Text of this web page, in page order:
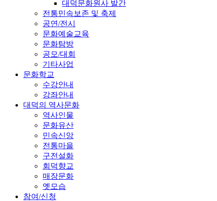
대덕문화원사 발간
전통민속보존 및 축제
공연/전시
문화예술교육
문화탐방
공모/대회
기타사업
문화학교
수강안내
강좌안내
대덕의 역사문화
역사인물
문화유산
민속신앙
전통마을
구전설화
회덕향교
매장문화
옛모습
참여/신청